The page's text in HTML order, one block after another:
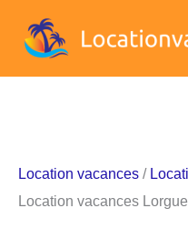
Location vacances /
Location vacances